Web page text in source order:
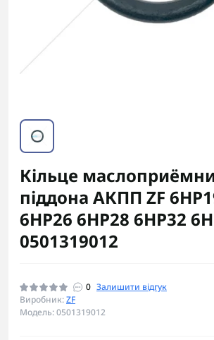
Кільце
піддона АКПП ZF
6HP26 6HP28 6HP32
0501319012
0 Залишити відгук
Виробник:ZF
Модель: 0501319012